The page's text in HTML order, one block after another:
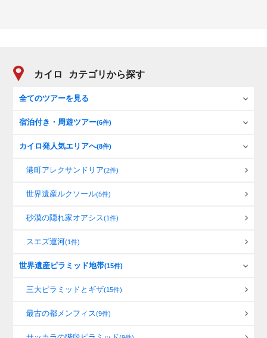
カイロ カテゴリから探す
全てのツアーを見る
宿泊付き・周遊ツアー(6件)
カイロ発人気エリアへ(8件)
港町アレクサンドリア(2件)
世界遺産ルクソール(5件)
砂漠の隠れ家オアシス(1件)
スエズ運河(1件)
世界遺産ピラミッド地帯(15件)
三大ピラミッドとギザ(15件)
最古の都メンフィス(9件)